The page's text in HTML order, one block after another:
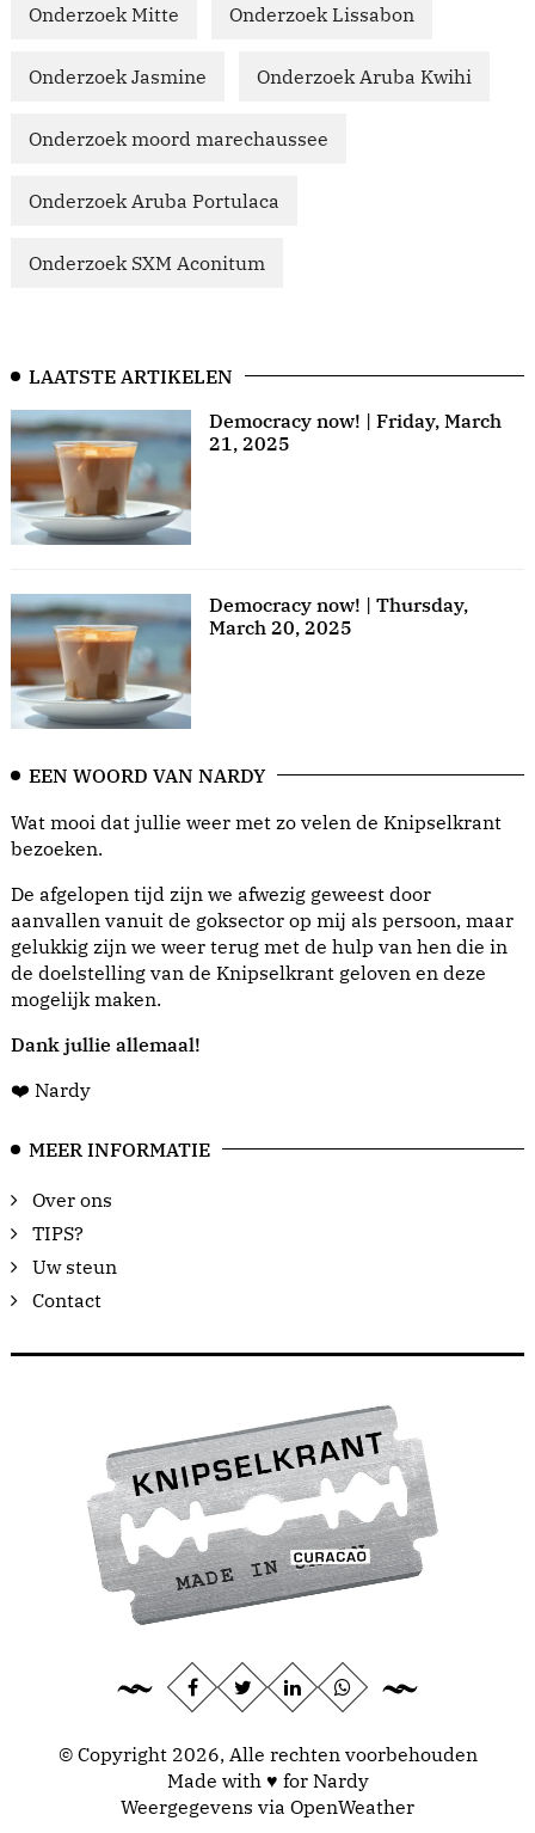
Onderzoek Mitte Onderzoek Lissabon
Onderzoek Jasmine Onderzoek Aruba Kwihi
Onderzoek moord marechaussee
Onderzoek Aruba Portulaca
Onderzoek SXM Aconitum
LAATSTE ARTIKELEN
Democracy now! | Friday, March
21, 2025
Democracy now! | Thursday,
March 20, 2025
EEN WOORD VAN NARDY
Wat mooi dat jullie weer met zo velen de Knipselkrant
bezoeken.
De afgelopen tijd zijn we afwezig geweest door
aanvallen vanuit de goksector op mij als persoon, maar
gelukkig zijn we weer terug met de hulp van hen die in
de doelstelling van de Knipselkrant geloven en deze
mogelijk maken.
Dank jullie allemaal!
❤️ Nardy
MEER INFORMATIE
Over ons
TIPS?
Uw steun
Contact
© Copyright 2026, Alle rechten voorbehouden
Made with ♥ for Nardy
Weergegevens via OpenWeather